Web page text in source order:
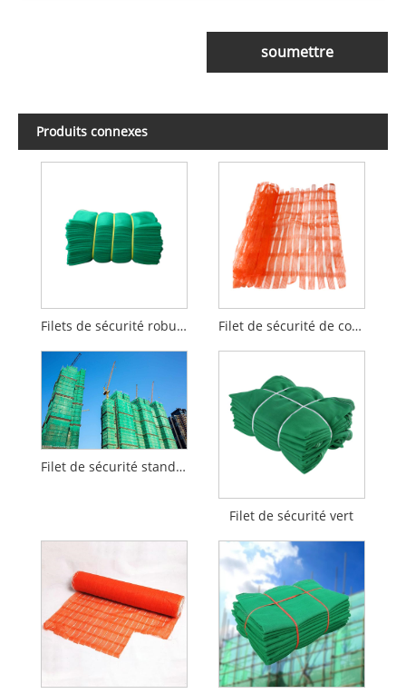
soumettre
Produits connexes
Filets de sécurité robustes Filet de sécurité de construction pour le bâtiment
Filet de sécurité standard
Filet de sécurité vert